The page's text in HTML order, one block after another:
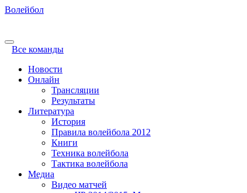
Волейбол
Все команды
Новости
Онлайн
Трансляции
Результаты
Литература
История
Правила волейбола 2012
Книги
Техника волейбола
Тактика волейбола
Медиа
Видео матчей